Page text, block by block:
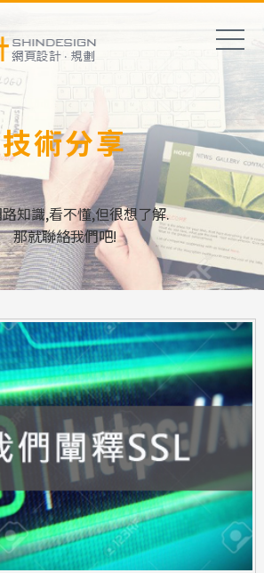
技術分享
知識,看不懂,但很想了解.
那就聯絡我們吧!